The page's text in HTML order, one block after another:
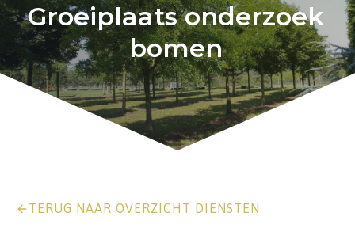
Groeiplaats onderzoek
bomen
TERUG NAAR OVERZICHT DIENSTEN